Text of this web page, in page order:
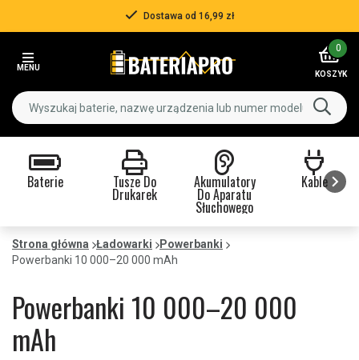
Ponad 500 000 klientów
MENU
0
KOSZYK
Baterie Tusze Do
Drukarek
Akumulatory
Do Aparatu
Słuchowego
Kable
Strona główna Ładowarki
Powerbanki
Powerbanki 10 000–20 000 mAh
Powerbanki 10 000–20 000
mAh